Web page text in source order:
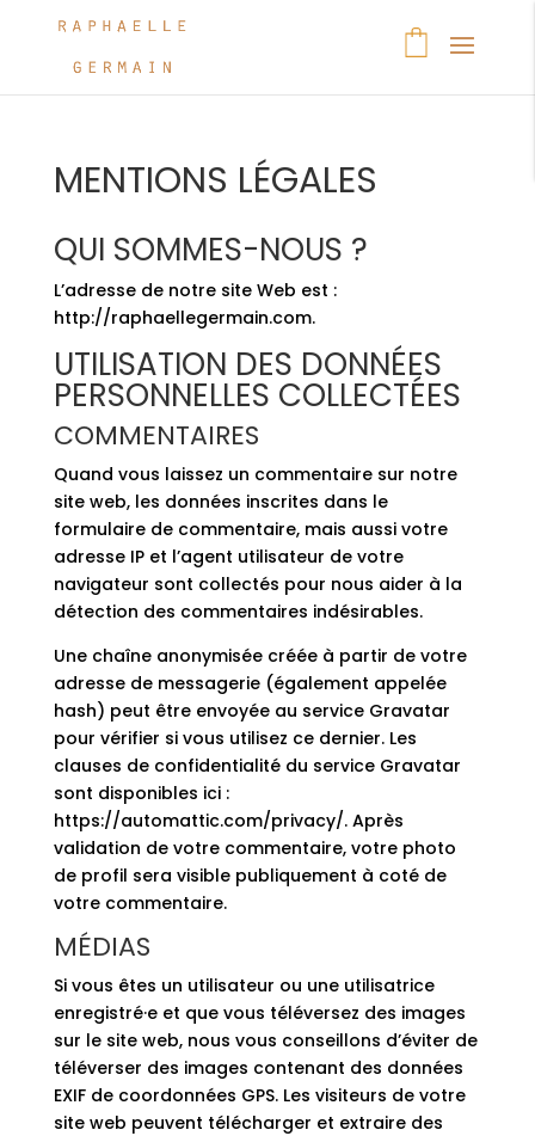
MENTIONS LÉGALES
QUI SOMMES-NOUS ?
L’adresse de notre site Web est :
http://raphaellegermain.com.
UTILISATION DES DONNÉES
PERSONNELLES COLLECTÉES
COMMENTAIRES
Quand vous laissez un commentaire sur notre
site web, les données inscrites dans le
formulaire de commentaire, mais aussi votre
adresse IP et l’agent utilisateur de votre
navigateur sont collectés pour nous aider à la
détection des commentaires indésirables.
Une chaîne anonymisée créée à partir de votre
adresse de messagerie (également appelée
hash) peut être envoyée au service Gravatar
pour vérifier si vous utilisez ce dernier. Les
clauses de confidentialité du service Gravatar
sont disponibles ici :
https://automattic.com/privacy/. Après
validation de votre commentaire, votre photo
de profil sera visible publiquement à coté de
votre commentaire.
MÉDIAS
Si vous êtes un utilisateur ou une utilisatrice
enregistré·e et que vous téléversez des images
sur le site web, nous vous conseillons d’éviter de
téléverser des images contenant des données
EXIF de coordonnées GPS. Les visiteurs de votre
site web peuvent télécharger et extraire des